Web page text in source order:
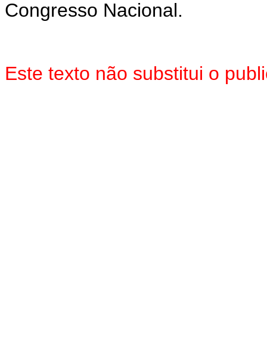
Congresso Nacional.
Este texto não substitui o